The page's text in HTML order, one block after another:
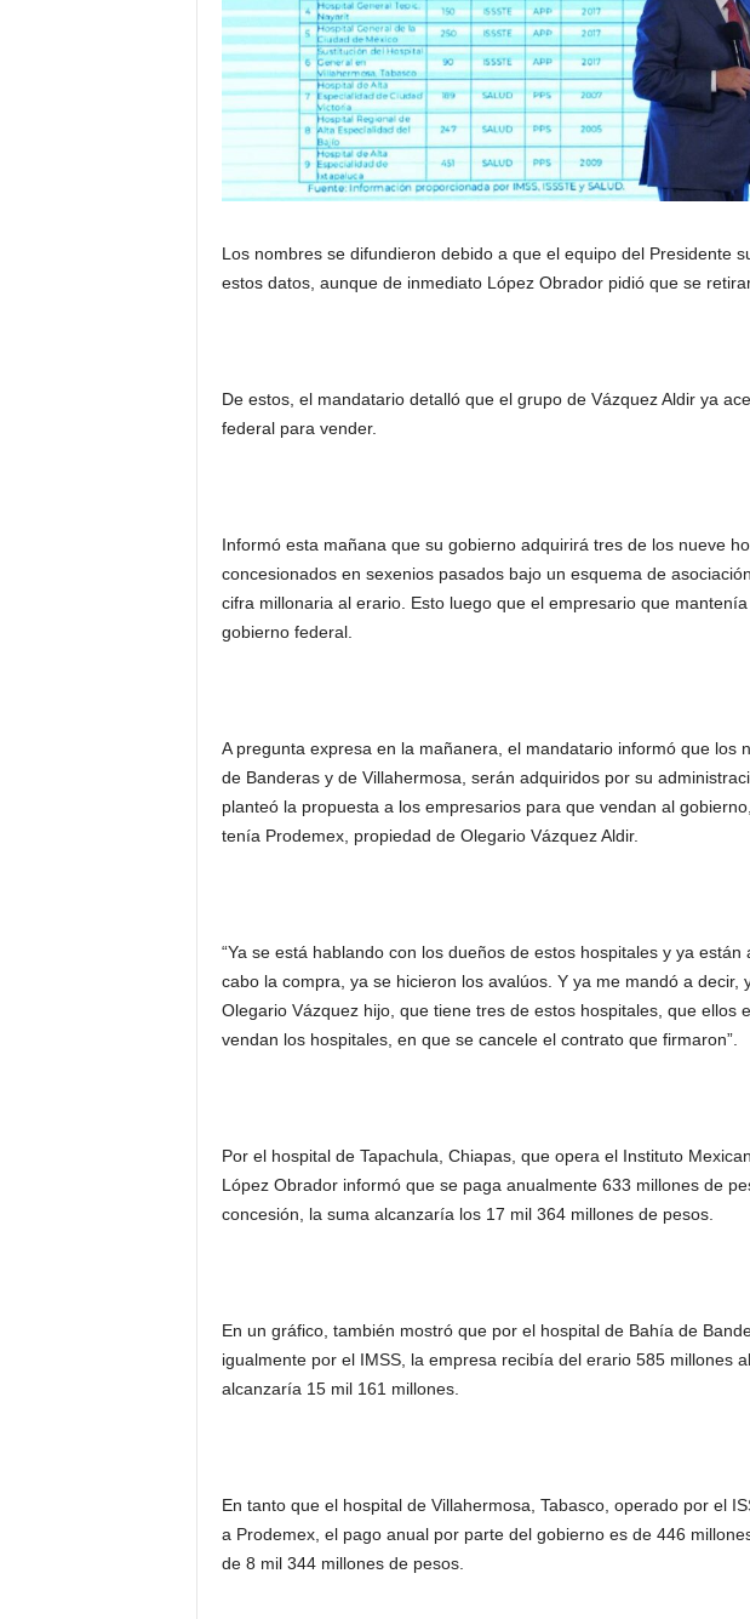
Los nombres se difundieron debido a que el equipo del Presidente
estos datos, aunque de inmediato López Obrador pidió que se
De estos, el mandatario detalló que el grupo de Vázquez Aldir ya
federal para vender.
Informó esta mañana que su gobierno adquirirá tres de los nueve
concesionados en sexenios pasados bajo un esquema de
cifra millonaria al erario. Esto luego que el empresario que
gobierno federal.
A pregunta expresa en la mañanera, el mandatario informó que los
de Banderas y de Villahermosa, serán adquiridos por su
planteó la propuesta a los empresarios para que vendan al
tenía Prodemex, propiedad de Olegario Vázquez Aldir.
“Ya se está hablando con los dueños de estos hospitales y ya
cabo la compra, ya se hicieron los avalúos. Y ya me mandó a decir,
Olegario Vázquez hijo, que tiene tres de estos hospitales, que ellos
vendan los hospitales, en que se cancele el contrato que firmaron”.
Por el hospital de Tapachula, Chiapas, que opera el Instituto
López Obrador informó que se paga anualmente 633 millones de
concesión, la suma alcanzaría los 17 mil 364 millones de pesos.
En un gráfico, también mostró que por el hospital de Bahía de
igualmente por el IMSS, la empresa recibía del erario 585 millones
alcanzaría 15 mil 161 millones.
En tanto que el hospital de Villahermosa, Tabasco, operado por el
a Prodemex, el pago anual por parte del gobierno es de 446
de 8 mil 344 millones de pesos.